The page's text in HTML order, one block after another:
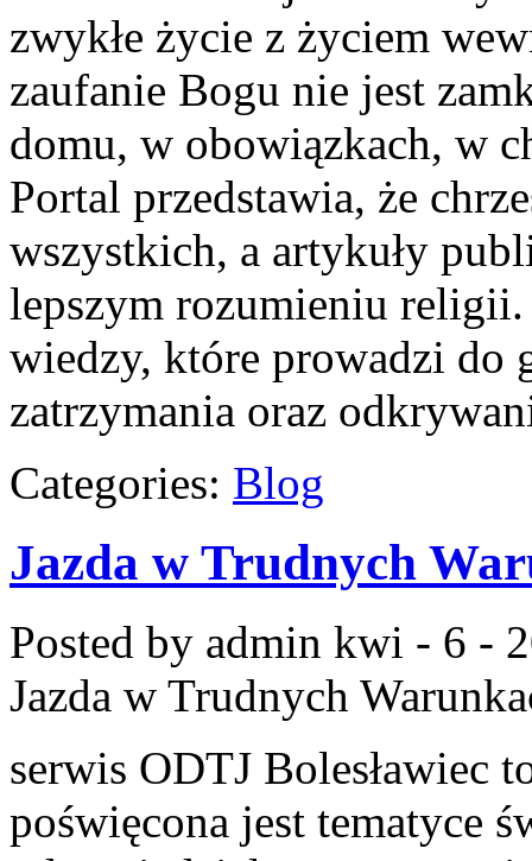
zwykłe życie z życiem
zaufanie Bogu nie jest
domu, w obowiązkach, w
Portal przedstawia, że
wszystkich, a artykuły
lepszym rozumieniu
wiedzy, które prowadzi do
zatrzymania oraz
Categories: Blog
Jazda w Trudnych
Posted by admin kwi - 6 -
Jazda w Trudnych
serwis ODTJ Bolesławiec
poświęcona jest tematyce